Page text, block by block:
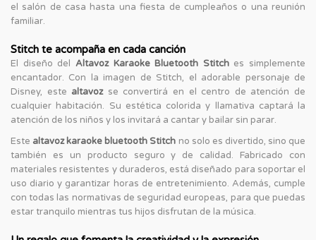
el salón de casa hasta una fiesta de cumpleaños o una reunión
familiar.
Stitch te acompaña en cada canción
El diseño del Altavoz Karaoke Bluetooth Stitches simplemente
encantador. Con la imagen de Stitch, el adorable personaje de
Disney, este altavozse convertirá en el centro de atención de
cualquier habitación. Su estética colorida y llamativa captará la
atención de los niños y los invitará a cantar y bailar sin parar.
Este altavoz karaoke bluetooth Stitch no solo es divertido, sino que
también es un producto seguro y de calidad. Fabricado con
materiales resistentes y duraderos, está diseñado para soportar el
uso diario y garantizar horas de entretenimiento. Además, cumple
con todas las normativas de seguridad europeas, para que puedas
estar tranquilo mientras tus hijos disfrutan de la música.